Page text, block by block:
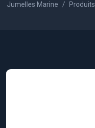
Jumelles Marine Produits